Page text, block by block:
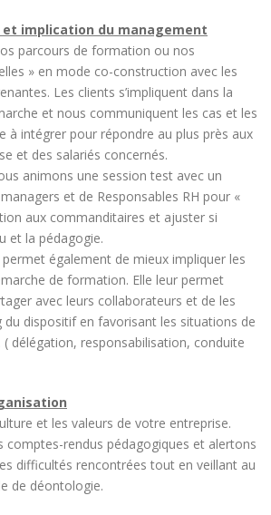
et implication du management
parcours de formation ou nos
» en mode co-construction avec les
Les clients s’impliquent dans la
et nous communiquent les cas et les
à intégrer pour répondre au plus près aux
et des salariés concernés.
animons une session test avec un
et de Responsables RH pour «
aux commanditaires et ajuster si
et la pédagogie.
également de mieux impliquer les
de formation. Elle leur permet
avec leurs collaborateurs et de les
dispositif en favorisant les situations de
délégation, responsabilisation, conduite
et les valeurs de votre entreprise.
comptes-rendus pédagogiques et alertons
difficultés rencontrées tout en veillant au
de déontologie.